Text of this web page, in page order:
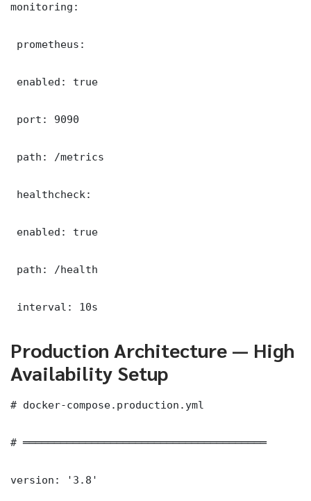
monitoring:
prometheus:
enabled: true
port: 9090
path: /metrics
healthcheck:
enabled: true
path: /health
interval: 10s
Production Architecture — High
Availability Setup
# docker-compose.production.yml
# ═══════════════════════════════════════
version: '3.8'